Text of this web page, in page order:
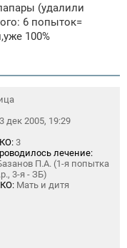
(удалили
6 попыток=
100%
дек 2005, 19:29
3
лечение:
П.А. (1-я попытка
3-я - ЗБ)
Мать и дитя